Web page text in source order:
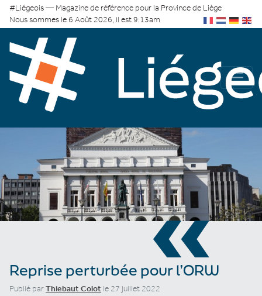
#Liégeois — Magazine de référence pour la Province de Liège
Nous sommes le 6 Août 2026, il est 9:13am
«
Reprise perturbée pour l’ORW
Publié parThiebaut Colot le 27 juillet 2022